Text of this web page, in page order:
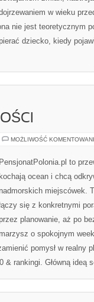
w wieku
nie jest teoretycznym
dziecko, kiedy
MOŻLIWOŚĆ
PensjonatPolonia.pl to
kochają ocean i chcą
nadmorskich miejscówek.
się z konkretnymi
planowanie, aż po
marzysz o spokojnym
pomysł w realny
& rankingi. Główną ideą